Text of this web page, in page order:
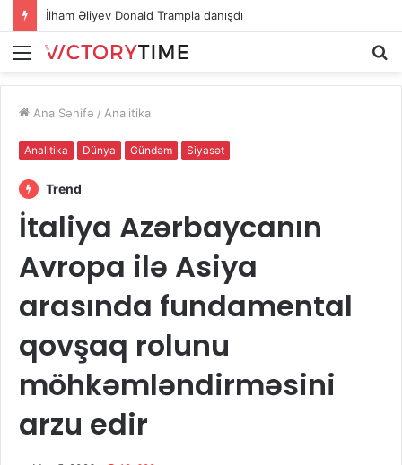
İlham Əliyev Donald Trampla danışdı
Menu
Ana Səhifə / Analitika
Analitika Dünya Gündəm Siyasət
Trend
İtaliya Azərbaycanın
Avropa ilə Asiya
arasında fundamental
qovşaq rolunu
möhkəmləndirməsini
arzu edir